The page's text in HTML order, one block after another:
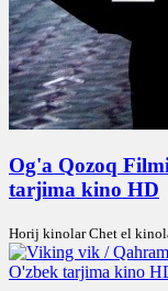
Og'a Qozoq
tarjima kino HD
Horij kinolar Chet el